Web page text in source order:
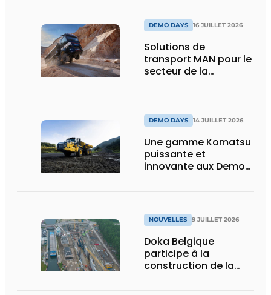
DEMO DAYS 16 JUILLET 2026
Solutions de
transport MAN pour le
secteur de la
DEMO DAYS 14 JUILLET 2026
Une gamme Komatsu
puissante et
innovante aux Demo
NOUVELLES 9 JUILLET 2026
Doka Belgique
participe à la
construction de la